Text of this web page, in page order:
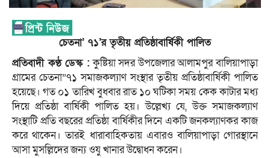
চেতনা’ ৭১’র তৃতীয় প্রতিষ্ঠাবার্ষিকী পালিত
প্রতিবাদী কণ্ঠ ডেস্ক : কুষ্টিয়া সদর উপজেলার আলামপুর বালিয়াপাড়া
গ্রামের চেতনা”৭১ সমাজকল্যাণ সংস্থার তৃতীয় প্রতিষ্ঠাবার্ষিকী পালিত
হয়েছে। গত ০১ তারিখ বুধবার রাত ১০ ঘটিকা সময় কেক কাটার মধ্য
দিয়ে প্রতিষ্ঠা বার্ষিকী পালিত হয়। উল্লেখ্য যে, উক্ত সমাজকল্যাণ
সংস্থাটি প্রতি বছরের প্রতিষ্ঠা বার্ষিকীর দিনে একটি জনকল্যাণকর কাজ
করে থাকেন। তারই ধারাবাহিকতায় এবারও বালিয়াপাড়া গোরস্থানে
আসা মুসল্লিদের জন্য ওযু খানার উদ্বোধন করেন।